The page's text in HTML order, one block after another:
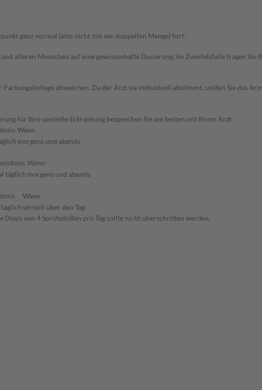
ganz normal (also nicht mit der doppelten Menge) fort.
älteren Menschen auf eine gewissenhafte Dosierung. Im Zweifelsfalle fragen
abweichen. Da der Arzt sie individuell abstimmt, sollten Sie das
für Ihre spezielle Erkrankung besprechen Sie am besten mit Ihrem Arzt:
Wann
morgens und abends
Wann
täglich morgens und abends
Wann
verteilt über den Tag
Dosis von 4 Sprühstößen pro Tag sollte nicht überschritten werden.